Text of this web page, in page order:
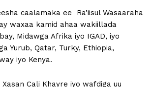
caalamaka ee Ra’iisul Wasaaraha
waxaa kamid ahaa wakiillada
Midawga Afrika iyo IGAD, iyo
Yurub, Qatar, Turky, Ethiopia,
iyo Kenya.
Xasan Cali Khayre iyo wafdiga uu